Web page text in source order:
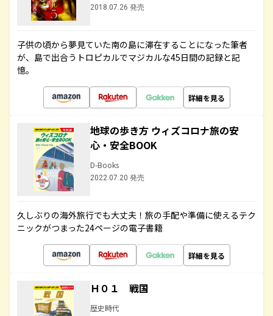
2018.07.26 発売
子供の頃から夢見ていた南の島に滞在することになった筆者
が、島で出合うトロピカルでマジカルな45日間の記録と記
憶。
詳細を見る
地球の歩き方 ウィズコロナ旅の安
心・安全BOOK
D-Books
2022.07.20 発売
久しぶりの海外旅行でも大丈夫！旅の手配や準備に使えるテク
ニックがつまった24ページの電子書籍
詳細を見る
Ｈ０１ 戦国
歴史時代